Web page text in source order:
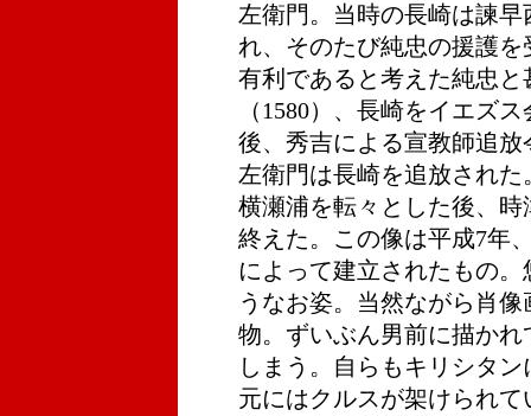
左衛門。当時の長崎は諫
れ、そのたび純忠の援護
有利であると考えた純忠
（1580）、長崎をイエズ
後、秀吉による宣教師追
左衛門は長崎を追放され
横瀬浦を転々とした後、
終えた。この像は平成7年
によって建立されたもの
うなお姿。当然ながら肖
物。ずいぶん男前に描か
しまう。自らもキリシタ
元にはクルスが架けられ